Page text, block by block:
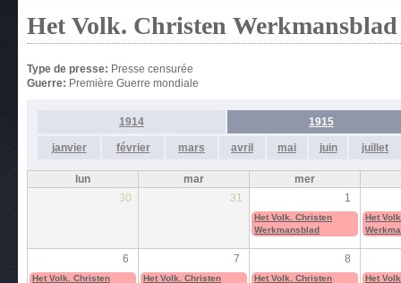
Het Volk. Christen Werkmansblad
Type de presse: Presse censurée
Guerre: Première Guerre mondiale
1914 1915
janvier février mars avril mai juin juillet
lun mar
mer
30
31 1
Het Volk. Christen
Werkmansblad
Het
6 7 8
Het Volk. Christen
Het Volk. Christen
Het Volk. Christen
Het